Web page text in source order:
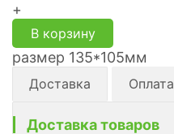
+
В корзину
размер 135*105мм
Доставка Оплата
Доставка товаров